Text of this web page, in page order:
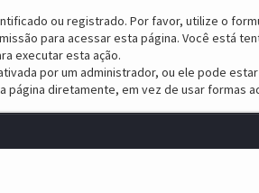
ou registrado. Por favor, utilize o
para acessar esta página. Você está
executar esta ação.
por um administrador, ou ele pode
página diretamente, em vez de usar formas